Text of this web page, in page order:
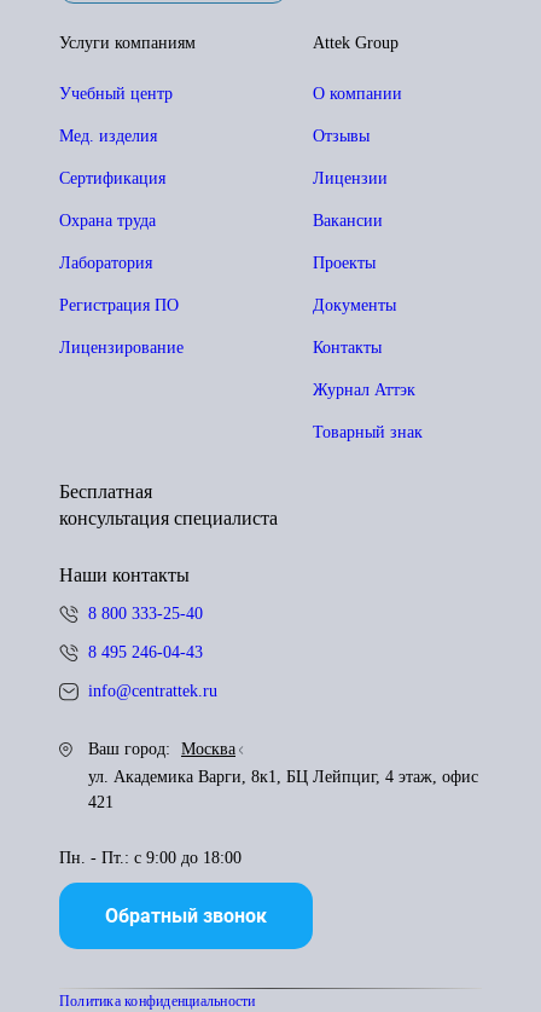
Attek Group
О компании
Отзывы
Лицензии
Вакансии
Проекты
Документы
Контакты
Журнал Аттэк
Товарный знак
Услуги компаниям
Учебный центр
Мед. изделия
Сертификация
Охрана труда
Лаборатория
Регистрация ПО
Лицензирование
Бесплатная
консультация специалиста
Наши контакты
8 800 333-25-40
8 495 246-04-43
info@centrattek.ru
Ваш город:
Москва
ул. Академика Варги, 8к1, БЦ Лейпциг, 4 этаж, офис
421
Пн. - Пт.: с 9:00 до 18:00
Обратный звонок
Политика конфиденциальности